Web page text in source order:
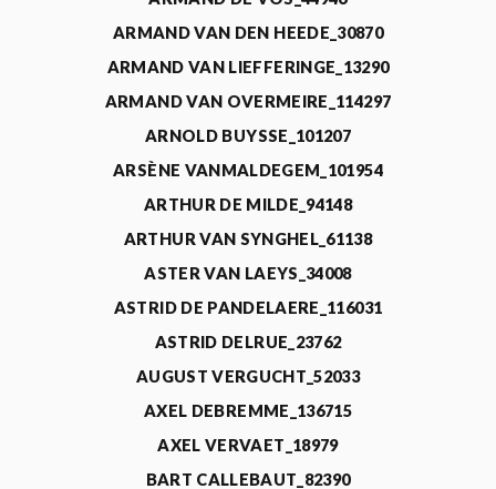
ARMAND VAN DEN HEEDE_30870
ARMAND VAN LIEFFERINGE_13290
ARMAND VAN OVERMEIRE_114297
ARNOLD BUYSSE_101207
ARSÈNE VANMALDEGEM_101954
ARTHUR DE MILDE_94148
ARTHUR VAN SYNGHEL_61138
ASTER VAN LAEYS_34008
ASTRID DE PANDELAERE_116031
ASTRID DELRUE_23762
AUGUST VERGUCHT_52033
AXEL DEBREMME_136715
AXEL VERVAET_18979
BART CALLEBAUT_82390